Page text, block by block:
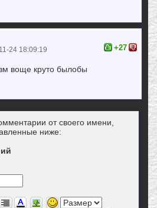
24 18:09:19
воще круто былобы
+27
от своего имени,
ниже: